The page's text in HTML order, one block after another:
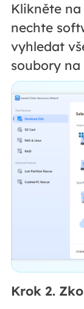
Klikněte
nechte
vyhledat
soubory
Krok 2.